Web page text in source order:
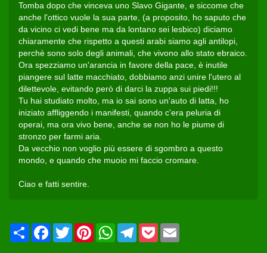
Tomba dopo che vinceva uno Slavo Gigante, e siccome che
anche l'ottico vuole la sua parte, (a proposito, ho saputo che
da vicino ci vedi bene ma da lontano sei lesbico) diciamo
chiaramente che rispetto a questi arabi siamo agli antilopi,
perchè sono solo degli animali, che vivono allo stato ebraico.
Ora spezziamo un'arancia in favore della pace, è inutile
piangere sul latte macchiato, dobbiamo anzi unire l'utero al
dilettevole, evitando però di darci la zuppa sui piedi!!!
Tu hai studiato molto, ma io sai sono un'auto di latta, ho
iniziato affliggendo i manifesti, quando c'era peluria di
operai, ma ora vivo bene, anche se non ho le piume di
stronzo per farmi aria.
Da vecchio non voglio più essere di sgombro a questo
mondo, e quando che muoio mi faccio cromare.
Ciao e fatti sentire.
CondividiFacebook
Twitter PinterestWhatsAppTelegram
Pocket